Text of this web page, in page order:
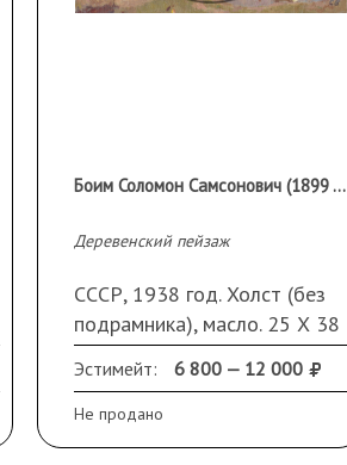
Боим Соломон Самсонович (1899 - 1978 гг.)
Деревенский пейзаж
СССР, 1938 год. Холст (без
подрамника), масло. 25 Х 38
см
Эстимейт: 6 800 — 12 000
Не продано